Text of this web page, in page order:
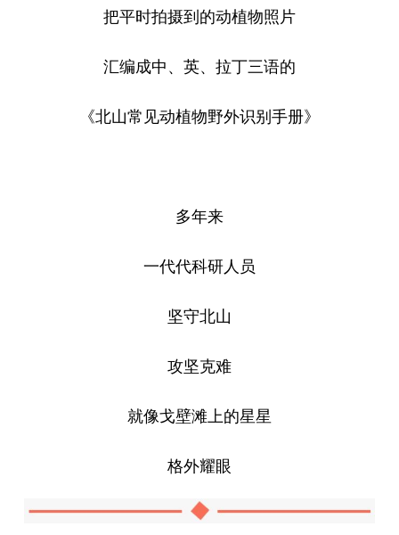
把平时拍摄到的动植物照片
汇编成中、英、拉丁三语的
《北山常见动植物野外识别手册》
多年来
一代代科研人员
坚守北山
攻坚克难
就像戈壁滩上的星星
格外耀眼